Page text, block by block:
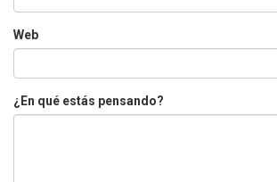
Web
¿En qué estás pensando?